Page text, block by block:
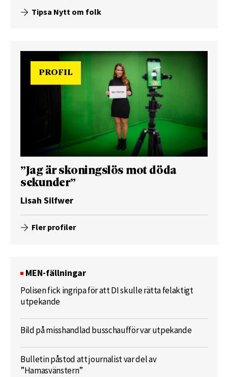
Tipsa Nytt om folk
PROFIL
”Jag är skoningslös mot döda
sekunder”
Lisah Silfwer
Fler profiler
MEN-fällningar
Polisen fick ingripa för att DI skulle rätta felaktigt
utpekande
Bild på misshandlad busschaufför var utpekande
Bulletin påstod att journalist var del av
”Hamasvänstern”